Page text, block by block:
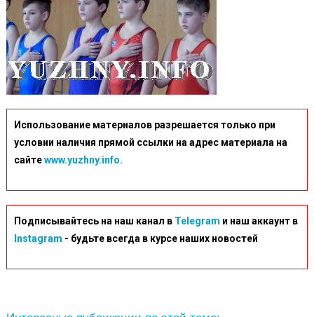
Использование материалов разрешается только при
условии наличия прямой ссылки на адрес материала на
сайтеwww.yuzhny.info.
Подписывайтесь на наш канал в Telegram и наш аккаунт в
Instagram - будьте всегда в курсе наших новостей